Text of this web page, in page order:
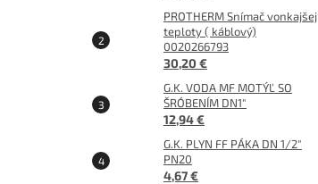
PROTHERM Snímač vonkajšej
teploty ( káblový)
0020266793
30,20 €
G.K. VODA MF MOTÝĽ SO
ŠRÓBENÍM DN1"
12,94 €
G.K. PLYN FF PÁKA DN 1/2"
PN20
4,67 €